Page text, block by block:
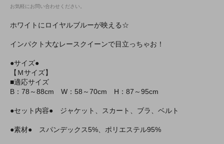
お気軽にお問い合わせください。
ホワイトにロイヤルブルーが映える☆
インパクト大なレースクイーンで目立っちゃお！
●サイズ●
【Ｍサイズ】
■適応サイズ
B：78～88cm W：58～70cm H：87～95cm
●セット内容● ジャケット、スカート、ブラ、ベルト
●素材● スパンデックス5%、ポリエステル95%